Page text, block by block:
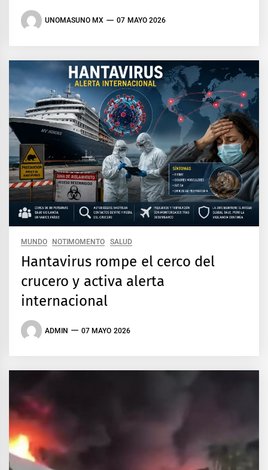
UNOMASUNO MX 07 MAYO 2026
MUNDO NOTIMOMENTO SALUD
Hantavirus rompe el cerco del
crucero y activa alerta
internacional
ADMIN 07 MAYO 2026